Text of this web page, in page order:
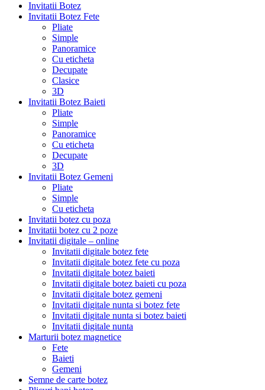
Invitatii Botez
Invitatii Botez Fete
Pliate
Simple
Panoramice
Cu eticheta
Decupate
Clasice
3D
Invitatii Botez Baieti
Pliate
Simple
Panoramice
Cu eticheta
Decupate
3D
Invitatii Botez Gemeni
Pliate
Simple
Cu eticheta
Invitatii botez cu poza
Invitatii botez cu 2 poze
Invitatii digitale – online
Invitatii digitale botez fete
Invitatii digitale botez fete cu poza
Invitatii digitale botez baieti
Invitatii digitale botez baieti cu poza
Invitatii digitale botez gemeni
Invitatii digitale nunta si botez fete
Invitatii digitale nunta si botez baieti
Invitatii digitale nunta
Marturii botez magnetice
Fete
Baieti
Gemeni
Semne de carte botez